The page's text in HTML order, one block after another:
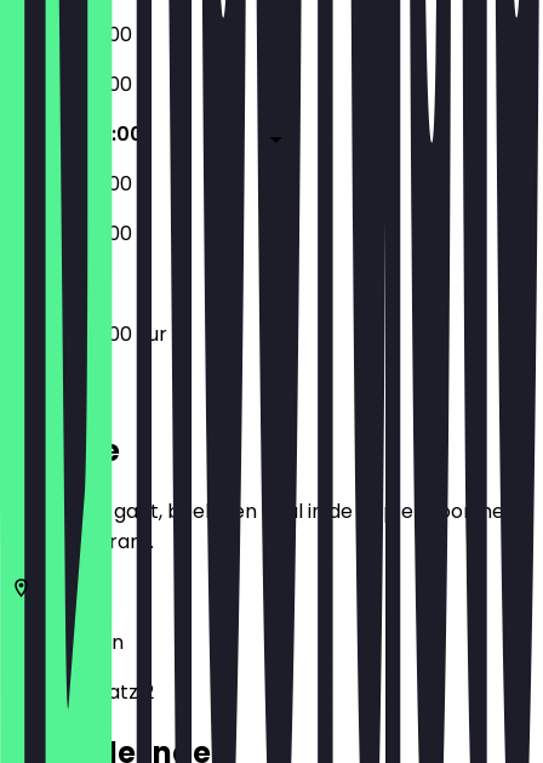
07:30 - 20:00
07:30 - 20:00
07:30 - 20:00
07:30 - 20:00
07:30 - 20:00
07:30 - 20:00 uur
Locatie
Voordat je gaat, boek een deal in de app en toon het in
het restaurant.
52064
Aken
Bahnhofplatz 2
Beoordelingen